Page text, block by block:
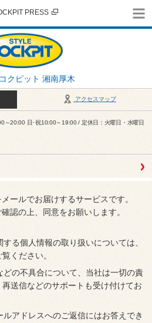
クピット 湘南厚木
PRESS
アクセスマップ
～20:00 日･祝10:00～19:00 / 定休日：火曜日・水曜日
ールでお届けするサービスです。
認の上、同意をお願いします。
る個人情報の取り扱いについては、
覧ください。
どの不具合について、当社は一切の責
送信などのサポートも受け付けてお
ルアドレスへのご返信にはお答えでき